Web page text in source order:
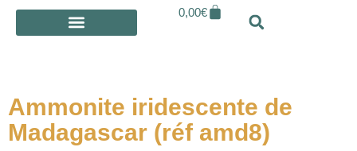
0,00€
Ammonite iridescente de
Madagascar (réf amd8)